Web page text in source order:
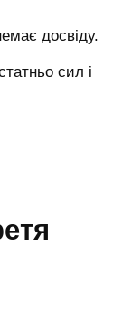
досвіду.
сил і